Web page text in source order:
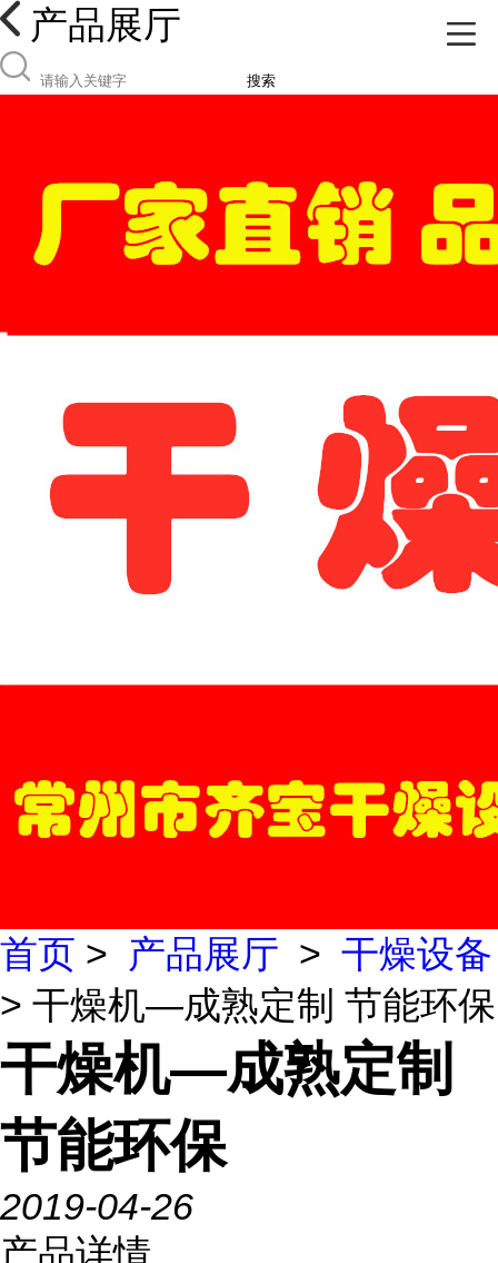
产品展厅
搜索
首页 > 产品展厅 > 干燥设备
> 干燥机—成熟定制 节能环保
干燥机—成熟定制
节能环保
2019-04-26
产品详情